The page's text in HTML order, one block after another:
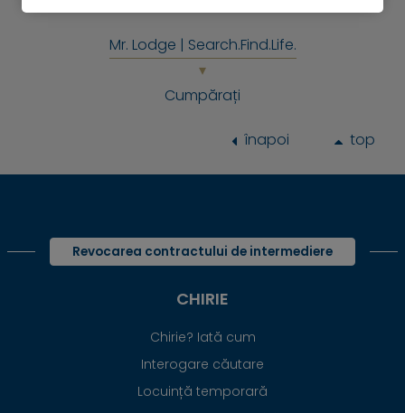
Mr. Lodge | Search.Find.Life.
Cumpărați
înapoi top
Revocarea contractului de intermediere
CHIRIE
Chirie? Iată cum
Interogare căutare
Locuință temporară